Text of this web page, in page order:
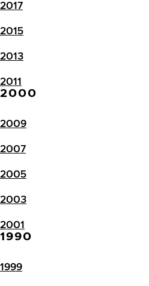
2017
2015
2013
2011
2000
2009
2007
2005
2003
2001
1990
1999